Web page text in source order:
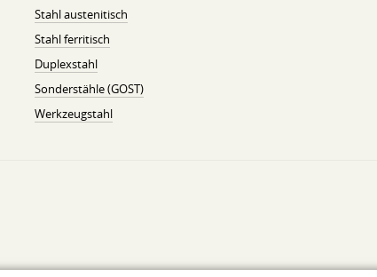
Stahl austenitisch
Stahl ferritisch
Duplexstahl
Sonderstähle (GOST)
Werkzeugstahl